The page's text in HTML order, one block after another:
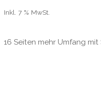
Inkl. 7 % MwSt.
16 Seiten mehr Umfang mit